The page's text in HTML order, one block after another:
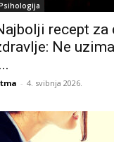
recept za
Ne
- 4. svibnja 2026.